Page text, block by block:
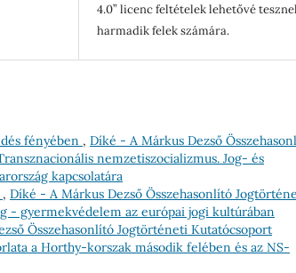
4.0” licenc feltételek lehetővé
harmadik felek számára.
fényében , Díké - A Márkus Dezső
nemzetiszocializmus. Jog- és
kapcsolatára
, Díké - A Márkus Dezső Összehasonlító
- gyermekvédelem az európai jogi kultúrában
Összehasonlító Jogtörténeti Kutatócsoport
a Horthy-korszak második felében és az NS-